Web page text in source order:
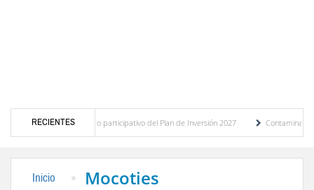
RECIENTES
del presupuesto participativo del Plan de Inversión 2027
Contaminación y
Inicio Mocoties